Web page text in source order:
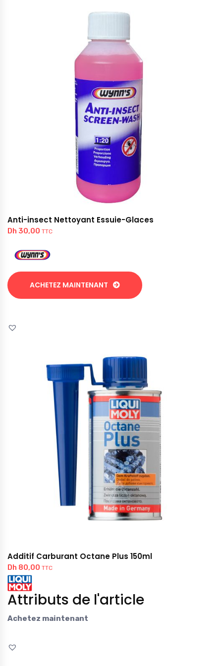
Anti-insect Nettoyant Essuie-Glaces
Dh 30,00 TTC
ACHETEZ MAINTENANT
Additif Carburant Octane Plus 150ml
Dh 80,00 TTC
Attributs de l'article
Achetez maintenant